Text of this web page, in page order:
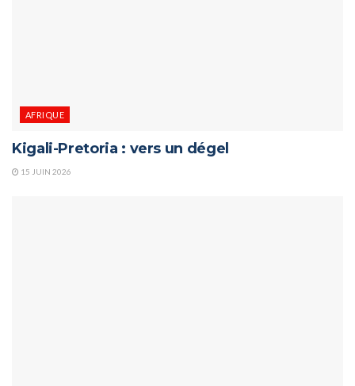
AFRIQUE
Kigali-Pretoria : vers un dégel
15 JUIN 2026